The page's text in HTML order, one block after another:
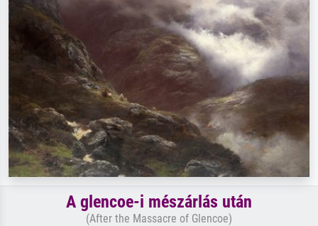
impresszionizmus, Hokusai-hullám,
egy fa mellett.
A glencoe-i mészárlás után
(After the Massacre of Glencoe)